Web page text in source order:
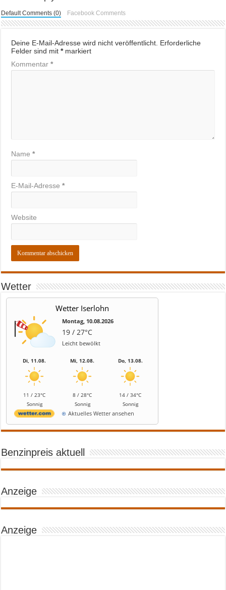
Default Comments (0) Facebook Comments
Deine E-Mail-Adresse wird nicht veröffentlicht. Erforderliche
Felder sind mit*markiert
Kommentar*
Name*
E-Mail-Adresse*
Website
Wetter
Wetter Iserlohn
Montag, 10.08.2026
19 / 27°C
Leicht bewölkt
Di, 11.08.
11 / 23°C
Sonnig
Mi, 12.08.
8 / 28°C
Sonnig
Do, 13.08.
14 / 34°C
Sonnig
Aktuelles Wetter ansehen
Benzinpreis aktuell
Anzeige
Anzeige